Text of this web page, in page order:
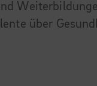
über